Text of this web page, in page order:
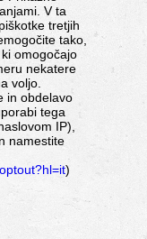
V ta
tretjih
tako,
omogočajo
nekatere
voljo.
in obdelavo
tega
IP),
namestite
)